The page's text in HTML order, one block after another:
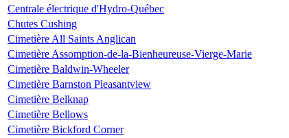
Centrale électrique d'Hydro-Québec
Chutes Cushing
Cimetière All Saints Anglican
Cimetière Assomption-de-la-Bienheureuse-Vierge-Marie
Cimetière Baldwin-Wheeler
Cimetière Barnston Pleasantview
Cimetière Belknap
Cimetière Bellows
Cimetière Bickford Corner